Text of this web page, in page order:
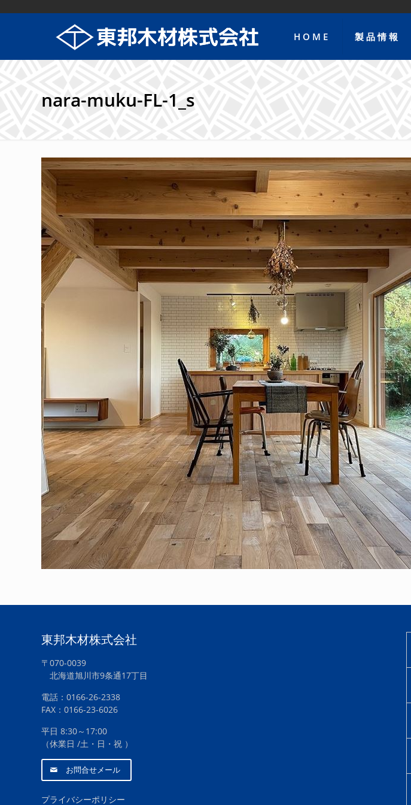
HOME 製品情報
nara-muku-FL-1_s
東邦木材株式会社
〒070-0039
北海道旭川市9条通17丁目
電話：0166-26-2338
FAX：0166-23-6026
平日 8:30～17:00
（休業日 /土・日・祝 ）
お問合せメール
プライバシーポリシー